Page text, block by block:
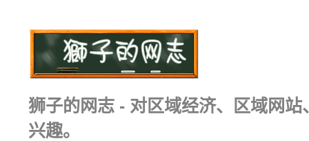
狮子的网志 - 对区域经济、区域网
兴趣。